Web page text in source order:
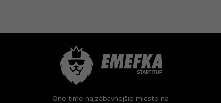
One time najzábavnejšie miesto na